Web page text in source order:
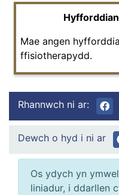
Mae angen
ffisiotherapydd.
Rhannwch ni ar:
Dewch o hyd i ni ar
Os ydych yn
liniadur, i ddarllen